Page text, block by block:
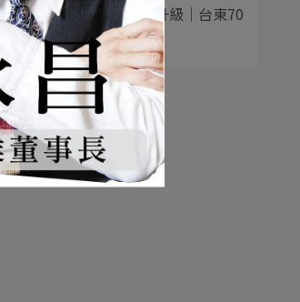
5 老東台米苔目品牌升級｜台東70
年老店再造⋯